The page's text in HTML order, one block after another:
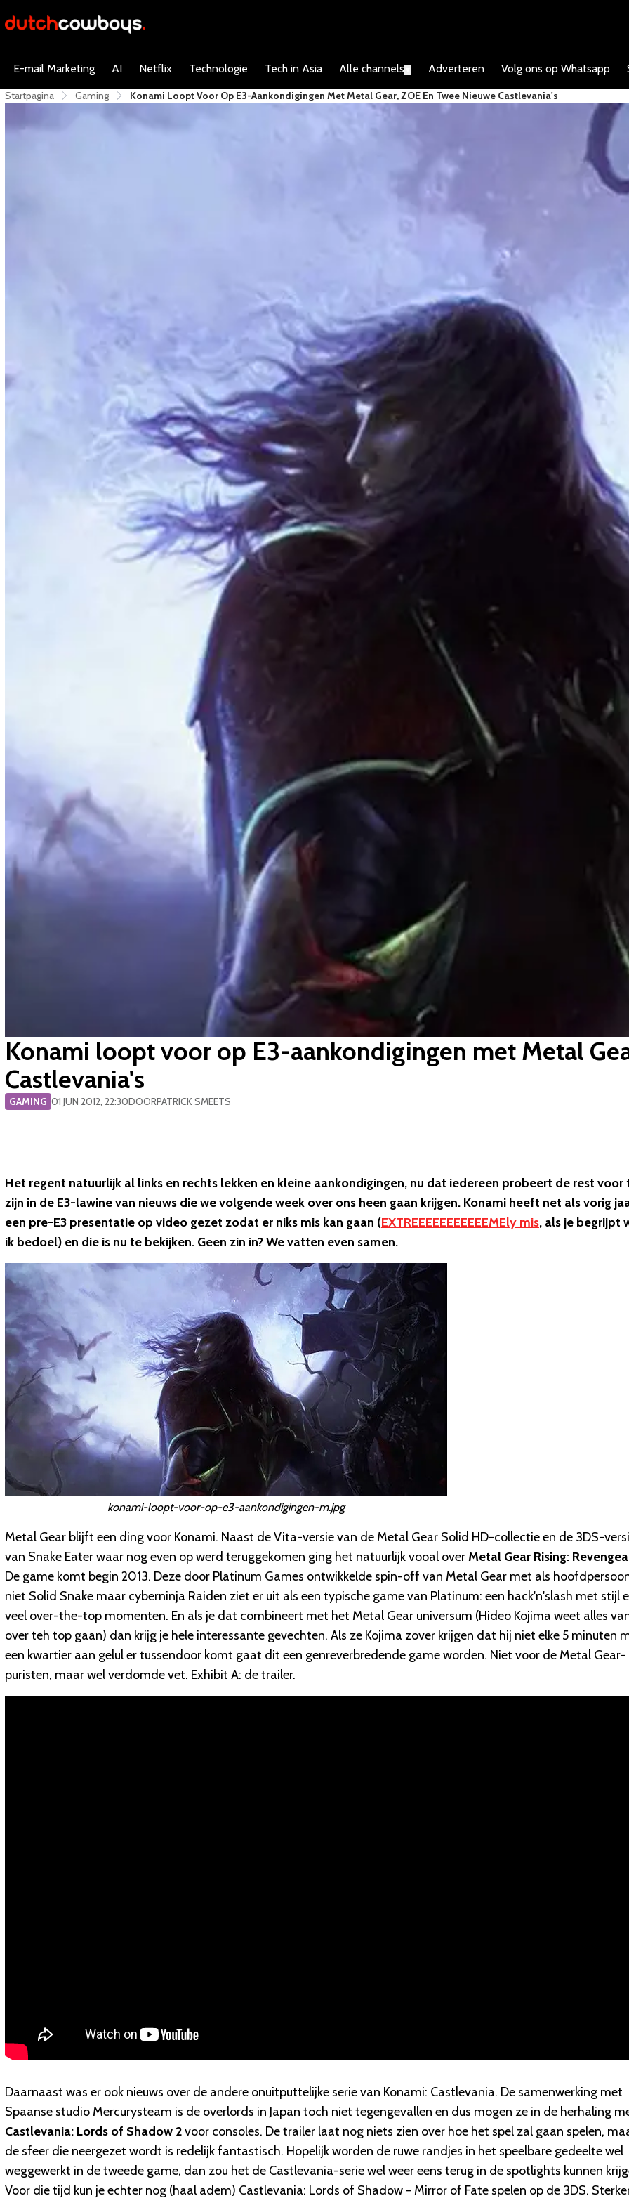
E-mail Marketing AI Netflix Technologie Tech in Asia Alle channels Adverteren Volg ons op Whatsapp
Startpagina Gaming Konami Loopt Voor Op E3-Aankondigingen Met Metal Gear, ZOE En Twee Nieuwe Castlevania's
Konami loopt voor op E3-aankondigingen met Metal
Castlevania's
GAMING 01 JUN 2012, 22:30DOORPATRICK SMEETS
Het regent natuurlijk al links en rechts lekken en kleine aankondigingen, nu dat iedereen probeert de rest voor
zijn in de E3-lawine van nieuws die we volgende week over ons heen gaan krijgen. Konami heeft net als vorig
een pre-E3 presentatie op video gezet zodat er niks mis kan gaan (EXTREEEEEEEEEEEMEly mis, als je begrijpt
ik bedoel) en die is nu te bekijken. Geen zin in? We vatten even samen.
konami-loopt-voor-op-e3-aankondigingen-m.jpg
Metal Gear blijft een ding voor Konami. Naast de Vita-versie van de Metal Gear Solid HD-collectie en de 3DS-
van Snake Eater waar nog even op werd teruggekomen ging het natuurlijk vooal overMetal Gear Rising:
De game komt begin 2013. Deze door Platinum Games ontwikkelde spin-off van Metal Gear met als
niet Solid Snake maar cyberninja Raiden ziet er uit als een typische game van Platinum: een hack'n'slash met stijl
veel over-the-top momenten. En als je dat combineert met het Metal Gear universum (Hideo Kojima weet alles
over teh top gaan) dan krijg je hele interessante gevechten. Als ze Kojima zover krijgen dat hij niet elke 5 minuten
een kwartier aan gelul er tussendoor komt gaat dit een genreverbredende game worden. Niet voor de Metal Gear-
puristen, maar wel verdomde vet. Exhibit A: de trailer.
Daarnaast was er ook nieuws over de andere onuitputtelijke serie van Konami: Castlevania. De samenwerking met
Spaanse studio Mercurysteam is de overlords in Japan toch niet tegengevallen en dus mogen ze in de herhaling
Castlevania: Lords of Shadow 2voor consoles. De trailer laat nog niets zien over hoe het spel zal gaan spelen,
de sfeer die neergezet wordt is redelijk fantastisch. Hopelijk worden de ruwe randjes in het speelbare gedeelte wel
weggewerkt in de tweede game, dan zou het de Castlevania-serie wel weer eens terug in de spotlights kunnen
Voor die tijd kun je echter nog (haal adem) Castlevania: Lords of Shadow - Mirror of Fate spelen op de 3DS.